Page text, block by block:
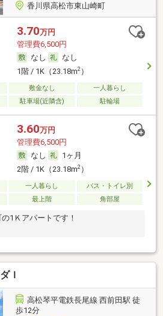
香川県高松市東山崎町
3.70万円
管理費6,500円
なし
なし
1階 / 1K（23.18m2）
敷金なし
一人暮らし
駐車場(近隣含) 駐輪場
3.60万円
管理費6,500円
なし
1ヶ月
2階 / 1K（23.18m2）
一人暮らし
バス・トイレ別
最上階 角部屋
1Ｋアパートです！
Ｉ
高松琴平電鉄長尾線 西前田駅 徒
歩12分